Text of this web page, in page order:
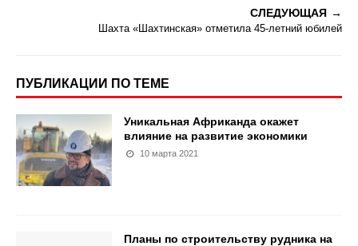
СЛЕДУЮЩАЯ
Шахта «Шахтинская» отметила 45-летний юбилей
ПУБЛИКАЦИИ ПО ТЕМЕ
Уникальная Африканда окажет
влияние на развитие экономики
10 марта 2021
Планы по строительству рудника на